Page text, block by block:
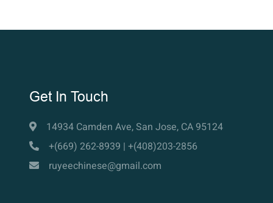
Get In Touch
14934 Camden Ave, San Jose, CA 95124
+(669) 262-8939 | +(408)203-2856
ruyeechinese@gmail.com